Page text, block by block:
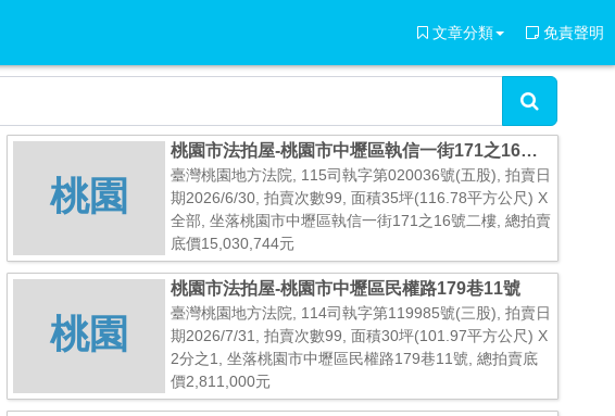
文章分類 免責聲明
桃園
桃園市法拍屋-桃園市中壢區執信一街171之16號
二樓
臺灣桃園地方法院, 115司執字第020036號(五股), 拍賣日
期2026/6/30, 拍賣次數99, 面積35坪(116.78平方公尺) X
全部, 坐落桃園市中壢區執信一街171之16號二樓, 總拍賣
底價15,030,744元
桃園
桃園市法拍屋-桃園市中壢區民權路179巷11號
臺灣桃園地方法院, 114司執字第119985號(三股), 拍賣日
期2026/7/31, 拍賣次數99, 面積30坪(101.97平方公尺) X
2分之1, 坐落桃園市中壢區民權路179巷11號, 總拍賣底
價2,811,000元